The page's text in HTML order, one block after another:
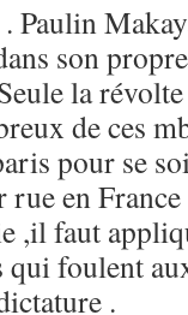
Paulin
son
la
de ces
pour se
rue en
,il faut
qui foulent
.